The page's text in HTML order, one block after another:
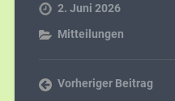
2. Juni 2026
Mitteilungen
Vorheriger Beitrag